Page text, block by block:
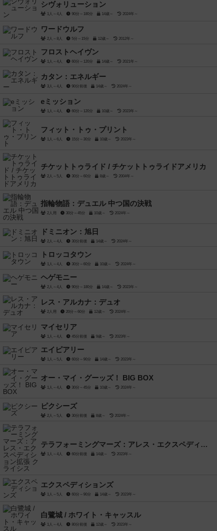
シヴォリューション
1人～4人 90分～180分 14歳～ 2024年～
ワードウルフ
2人～8人 5分～15分 12歳～ 2012年～
フロストヘイヴン
1人～4人 60分～120分 14歳～ 2021年～
カタン：エネルギー
3人～4人 90分前後 14歳～ 2024年～
eミッション
1人～4人 60分～120分 10歳～ 2023年～
フィット・トゥ・プリント
1人～6人 15分～30分 10歳～ 2023年～
チケットトゥライド / チケットトゥライドアメリカ
2人～5人 30分～60分 8歳～ 2004年～
指輪物語：デュエル 中つ国の決戦
2人用 30分～45分 10歳～ 2024年～
ドミニオン：旭日
2人～4人 30分前後 14歳～ 2024年～
トロッコタウン
1人～4人 30分～60分 10歳～ 2024年～
ヘゲモニー
2人～4人 90分～180分 14歳～ 2023年～
レス・アルカナ：デュオ
2人用 20分～60分 12歳～ 2024年～
マイセリア
1人～4人 45分前後 9歳～ 2023年～
エイピアリー
1人～5人 60分～90分 14歳～ 2023年～
オー・マイ・グーッズ！ BIG BOX
1人～4人 30分～45分 10歳～ 2024年～
ピクシーズ
2人～5人 30分前後 8歳～ 2024年～
テラフォーミングマーズ：アレス・エクスペディション拡張 クライシス
1人～4人 60分前後 14歳～ 2023年～
エクスペディションズ
1人～5人 60分～90分 14歳～ 2023年～
白鷺城 / ホワイト・キャッスル
1人～4人 80分前後 12歳～ 2023年～